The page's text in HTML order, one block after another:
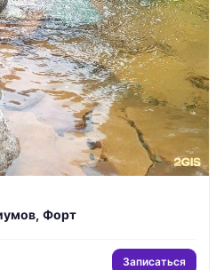
Форт
Записаться